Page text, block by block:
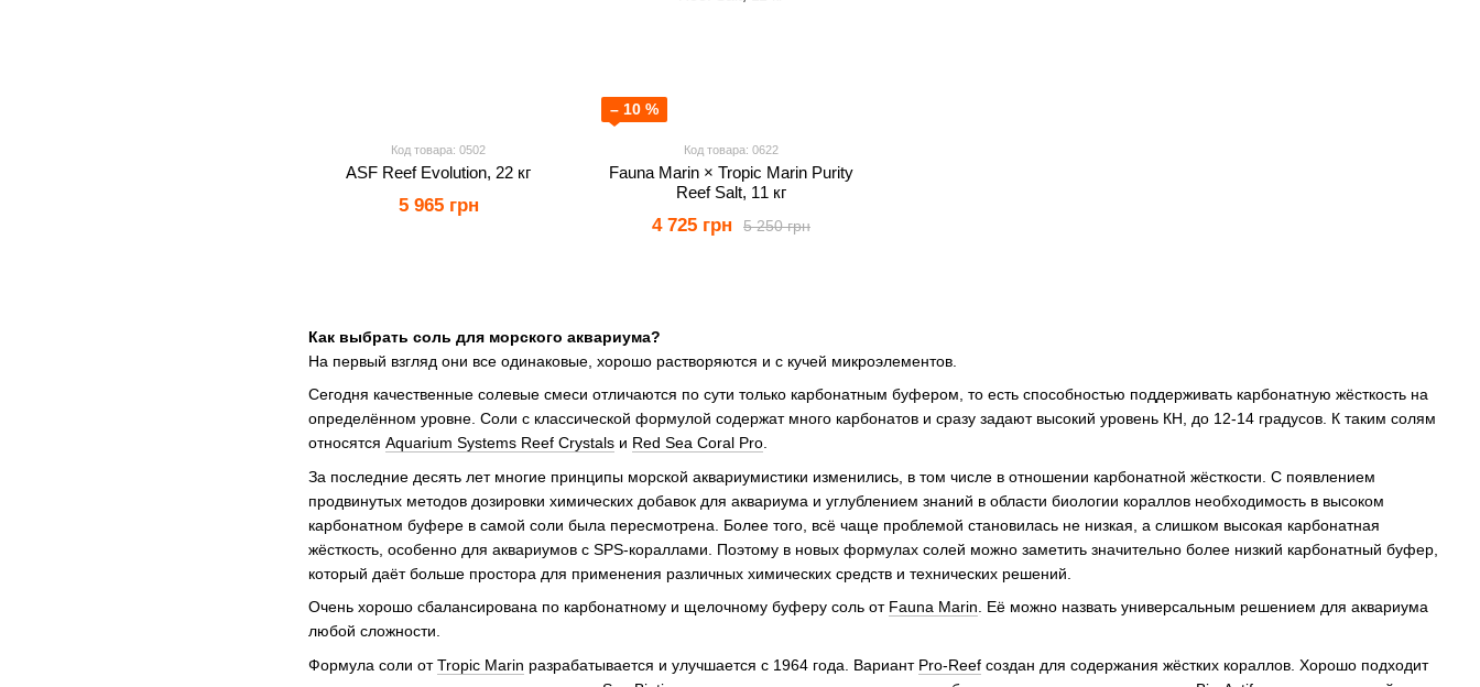
Как выбрать соль для морского аквариума?
На первый взгляд они все одинаковые, хорошо растворяются и с кучей микроэлементов.
Сегодня качественные солевые смеси отличаются по сути только карбонатным буфером, то есть способностью поддерживать карбонатную жёсткость на
определённом уровне. Соли с классической формулой содержат много карбонатов и сразу задают высокий уровень КН, до 12-14 градусов. К таким солям
относятся Aquarium Systems Reef Crystals и Red Sea Coral Pro.
За последние десять лет многие принципы морской аквариумистики изменились, в том числе в отношении карбонатной жёсткости. С появлением
продвинутых методов дозировки химических добавок для аквариума и углублением знаний в области биологии кораллов необходимость в высоком
карбонатном буфере в самой соли была пересмотрена. Более того, всё чаще проблемой становилась не низкая, а слишком высокая карбонатная
жёсткость, особенно для аквариумов с SPS-кораллами. Поэтому в новых формулах солей можно заметить значительно более низкий карбонатный буфер,
который даёт больше простора для применения различных химических средств и технических решений.
Очень хорошо сбалансирована по карбонатному и щелочному буферу соль от Fauna Marin . Её можно назвать универсальным решением для аквариума
любой сложности.
Формула соли отTropic Marin разрабатывается и улучшается с 1964 года. Вариант Pro-Reef создан для содержания жёстких кораллов. Хорошо подходит
Код товара: 0502
ASF Reef Evolution, 22 кг
5 965 грн
– 10 %
Код товара: 0622
Fauna Marin × Tropic Marin Purity
Reef Salt, 11 кг
5 250 грн
4 725 грн